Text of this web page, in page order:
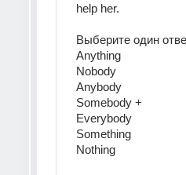
help her.
Выберите один
Anything
Nobody
Anybody
Somebody +
Everybody
Something
Nothing